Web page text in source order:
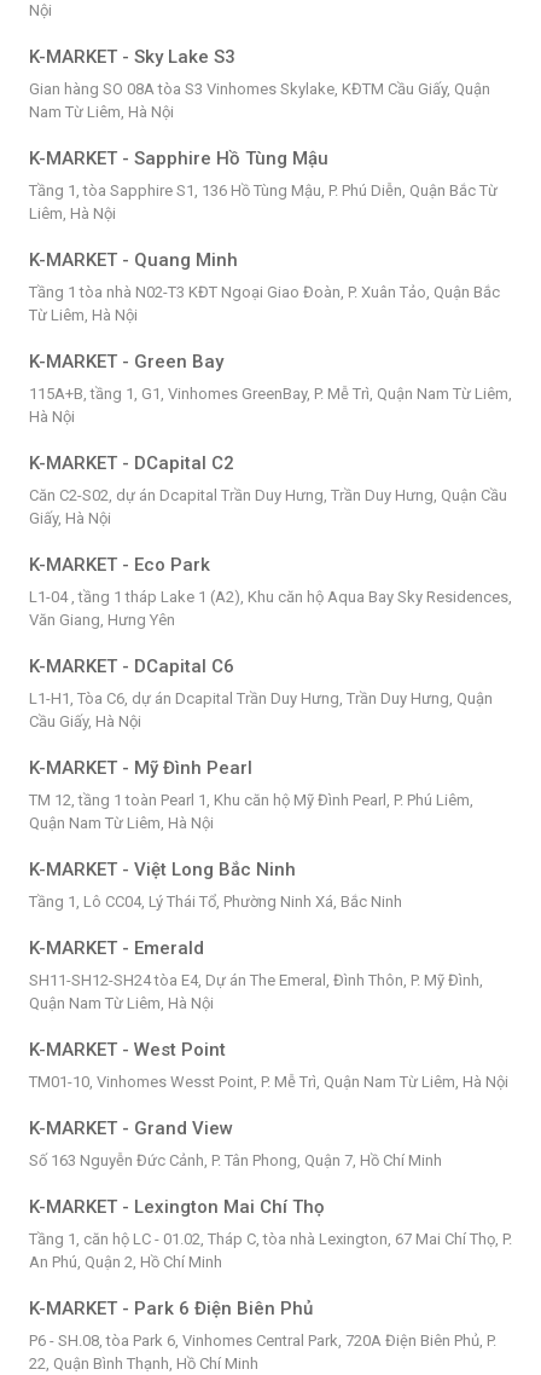
Nội
K-MARKET - Sky Lake S3
Gian hàng SO 08A tòa S3 Vinhomes Skylake, KĐTM Cầu Giấy, Quận
Nam Từ Liêm, Hà Nội
K-MARKET - Sapphire Hồ Tùng Mậu
Tầng 1, tòa Sapphire S1, 136 Hồ Tùng Mậu, P. Phú Diễn, Quận Bắc Từ
Liêm, Hà Nội
K-MARKET - Quang Minh
Tầng 1 tòa nhà N02-T3 KĐT Ngoại Giao Đoàn, P. Xuân Tảo, Quận Bắc
Từ Liêm, Hà Nội
K-MARKET - Green Bay
115A+B, tầng 1, G1, Vinhomes GreenBay, P. Mễ Trì, Quận Nam Từ Liêm,
Hà Nội
K-MARKET - DCapital C2
Căn C2-S02, dự án Dcapital Trần Duy Hưng, Trần Duy Hưng, Quận Cầu
Giấy, Hà Nội
K-MARKET - Eco Park
L1-04 , tầng 1 tháp Lake 1 (A2), Khu căn hộ Aqua Bay Sky Residences,
Văn Giang, Hưng Yên
K-MARKET - DCapital C6
L1-H1, Tòa C6, dự án Dcapital Trần Duy Hưng, Trần Duy Hưng, Quận
Cầu Giấy, Hà Nội
K-MARKET - Mỹ Đình Pearl
TM 12, tầng 1 toàn Pearl 1, Khu căn hộ Mỹ Đình Pearl, P. Phú Liêm,
Quận Nam Từ Liêm, Hà Nội
K-MARKET - Việt Long Bắc Ninh
Tầng 1, Lô CC04, Lý Thái Tổ, Phường Ninh Xá, Bắc Ninh
K-MARKET - Emerald
SH11-SH12-SH24 tòa E4, Dự án The Emeral, Đình Thôn, P. Mỹ Đình,
Quận Nam Từ Liêm, Hà Nội
K-MARKET - West Point
TM01-10, Vinhomes Wesst Point, P. Mễ Trì, Quận Nam Từ Liêm, Hà Nội
K-MARKET - Grand View
Số 163 Nguyễn Đức Cảnh, P. Tân Phong, Quận 7, Hồ Chí Minh
K-MARKET - Lexington Mai Chí Thọ
Tầng 1, căn hộ LC - 01.02, Tháp C, tòa nhà Lexington, 67 Mai Chí Thọ, P.
An Phú, Quận 2, Hồ Chí Minh
K-MARKET - Park 6 Điện Biên Phủ
P6 - SH.08, tòa Park 6, Vinhomes Central Park, 720A Điện Biên Phủ, P.
22, Quận Bình Thạnh, Hồ Chí Minh